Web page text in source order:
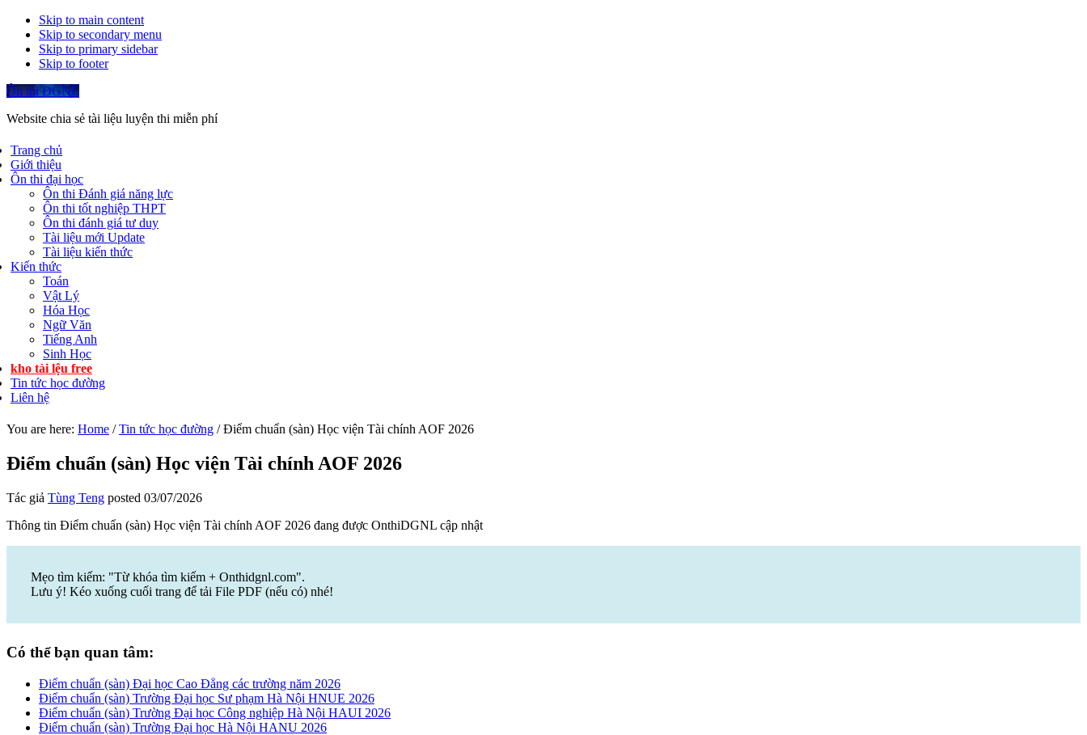
Skip to main content
Skip to secondary menu
Skip to primary sidebar
Skip to footer
Ôn thi ĐGNL
Website chia sẻ tài liệu luyện thi miễn phí
Trang chủ
Giới thiệu
Ôn thi đại học
Ôn thi Đánh giá năng lực
Ôn thi tốt nghiệp THPT
Ôn thi đánh giá tư duy
Tài liệu mới Update
Tài liệu kiến thức
Kiến thức
Toán
Vật Lý
Hóa Học
Ngữ Văn
Tiếng Anh
Sinh Học
kho tài lệu free
Tin tức học đường
Liên hệ
You are here: Home / Tin tức học đường /Điểm chuẩn (sàn) Học viện Tài chính AOF 2026
Điểm chuẩn (sàn) Học viện Tài chính AOF 2026
Tác giả Tùng Teng posted 03/07/2026
Thông tin Điểm chuẩn (sàn) Học viện Tài chính AOF 2026 đang được OnthiDGNL cập nhật
Mẹo tìm kiếm: "Từ khóa tìm kiếm + Onthidgnl.com".
Lưu ý! Kéo xuống cuối trang để tải File PDF (nếu có) nhé!
Có thể bạn quan tâm:
Điểm chuẩn (sàn) Đại học Cao Đẳng các trường năm 2026
Điểm chuẩn (sàn) Trường Đại học Sư phạm Hà Nội HNUE 2026
Điểm chuẩn (sàn) Trường Đại học Công nghiệp Hà Nội HAUI 2026
Điểm chuẩn (sàn) Trường Đại học Hà Nội HANU 2026